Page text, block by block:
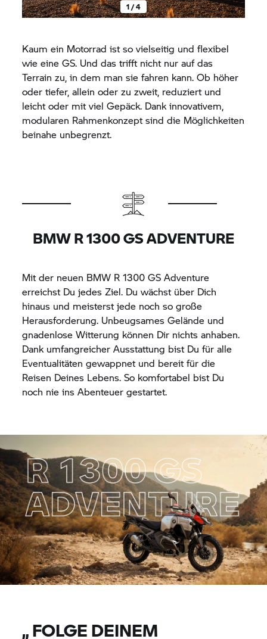
1 / 4
Kaum ein Motorrad ist so vielseitig und flexibel
wie eine GS. Und das trifft nicht nur auf das
Terrain zu, in dem man sie fahren kann. Ob höher
oder tiefer, allein oder zu zweit, reduziert und
leicht oder mit viel Gepäck. Dank innovativem,
modularen Rahmenkonzept sind die Möglichkeiten
beinahe unbegrenzt.
BMW R 1300 GS ADVENTURE
Mit der neuen BMW R 1300 GS Adventure
erreichst Du jedes Ziel. Du wächst über Dich
hinaus und meisterst jede noch so große
Herausforderung. Unbeugsames Gelände und
gnadenlose Witterung können Dir nichts anhaben.
Dank umfangreicher Ausstattung bist Du für alle
Eventualitäten gewappnet und bereit für die
Reisen Deines Lebens. So komfortabel bist Du
noch nie ins Abenteuer gestartet.
„FOLGE DEINEM